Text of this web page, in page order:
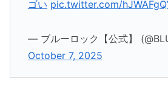
ゴい pic.twitter.com/
— ブルーロック【公式】
October 7, 2025